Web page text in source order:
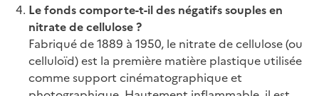
Le fonds comporte-t-il des négatifs souples en
nitrate de cellulose ?
Fabriqué de 1889 à 1950, le nitrate de cellulose (ou
celluloïd) est la première matière plastique utilisée
comme support cinématographique et